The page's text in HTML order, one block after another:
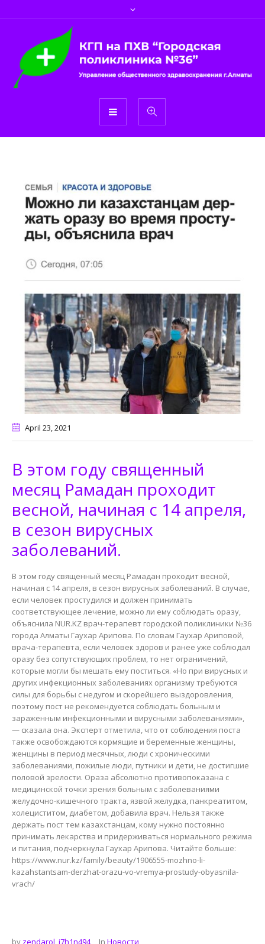
April 23, 2021
В этом году священный
месяц Рамадан проходит
весной, начиная с 14 апреля,
в сезон вирусных
заболеваний.
В этом году священный месяц Рамадан проходит весной,
начиная с 14 апреля, в сезон вирусных заболеваний. В случае,
если человек простудился и должен принимать
соответствующее лечение, можно ли ему соблюдать оразу,
объяснила NUR.KZ врач-терапевт городской поликлиники №36
города Алматы Гаухар Арипова. По словам Гаухар Ариповой,
врача-терапевта, если человек здоров и ранее уже соблюдал
оразу без сопутствующих проблем, то нет ограничений,
которые могли бы мешать ему поститься. «Но при вирусных и
других инфекционных заболеваниях организму требуются
силы для борьбы с недугом и скорейшего выздоровления,
поэтому пост не рекомендуется соблюдать больным и
зараженным инфекционными и вирусными заболеваниями»,
— сказала она. Эксперт отметила, что от соблюдения поста
также освобождаются кормящие и беременные женщины,
женщины в период месячных, люди с хроническими
заболеваниями, пожилые люди, путники и дети, не достигшие
половой зрелости. Ораза абсолютно противопоказана с
медицинской точки зрения больным с заболеваниями
желудочно-кишечного тракта, язвой желудка, панкреатитом,
холециститом, диабетом, добавила врач. Нельзя также
держать пост тем казахстанцам, кому нужно постоянно
принимать лекарства и придерживаться нормального режима
и питания, подчеркнула Гаухар Арипова. Читайте больше:
https://www.nur.kz/family/beauty/1906555-mozhno-li-
kazahstantsam-derzhat-orazu-vo-vremya-prostudy-obyasnila-
vrach/